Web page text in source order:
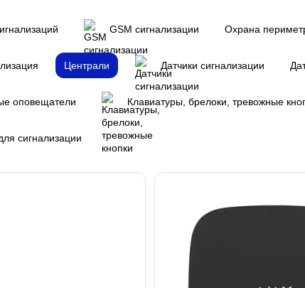
GSM сигнализации Охрана
Централи Датчики сигнализации
оповещатели Клавиатуры, брелоки, тревожные
сигнализации